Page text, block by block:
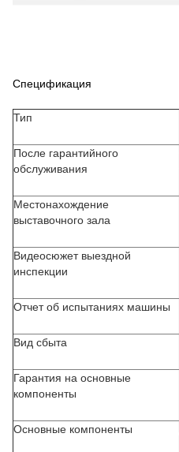
Спецификация
Тип
После гарантийного
обслуживания
Местонахождение
выставочного зала
Видеосюжет выездной
инспекции
Отчет об испытаниях машины
Вид сбыта
Гарантия на основные
компоненты
Основные компоненты